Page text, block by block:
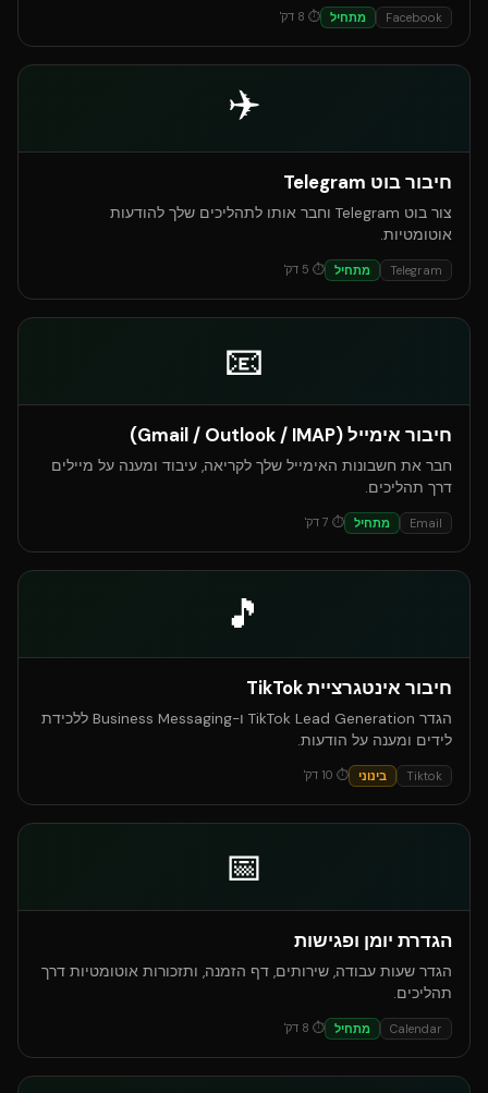
Facebook מתחיל ⏱
8 דק'
✈️
חיבור בוט Telegram
צור בוט Telegram וחבר אותו לתהליכים שלך להודעות
אוטומטיות.
Telegram מתחיל ⏱
5 דק'
📧
חיבור אימייל (Gmail / Outlook / IMAP)
חבר את חשבונות האימייל שלך לקריאה, עיבוד ומענה על מיילים
דרך תהליכים.
Email מתחיל ⏱
7 דק'
🎵
חיבור אינטגרציית TikTok
הגדר TikTok Lead Generation ו-Business Messaging ללכידת
לידים ומענה על הודעות.
Tiktok בינוני ⏱
10 דק'
📅
הגדרת יומן ופגישות
הגדר שעות עבודה, שירותים, דף הזמנה, ותזכורות אוטומטיות דרך
תהליכים.
Calendar מתחיל ⏱
8 דק'